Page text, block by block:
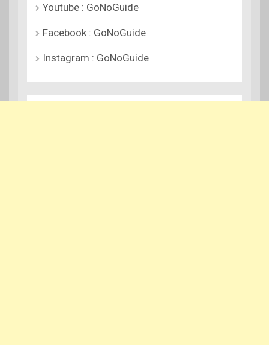
Youtube : GoNoGuide
Facebook : GoNoGuide
Instagram : GoNoGuide